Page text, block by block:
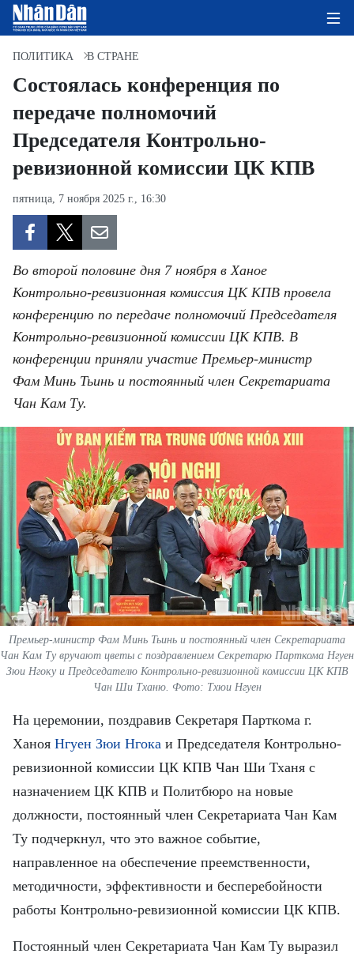
ГЛАВНАЯ СТРАНИЦА
ПОЛИТИКА
КУЛЬТУРА
ДОБРО ПОЖАЛОВАТЬ ВО
ВЬЕТНАМ
В МИРЕ
ВСТРЕЧИ - ДИАЛОГИ
ДОСЬЕ И МАТЕРИАЛЫ
О ГАЗЕТЕ «НЯНЗАН»
TIẾNG VIỆT
ENGLISH
中文
ESPAÑOL
ПОЛИТИКА В СТРАНЕ
Состоялась конференция по
передаче полномочий
Председателя Контрольно-
ревизионной комиссии ЦК КПВ
пятница, 7 ноября 2025 г., 16:30
Во второй половине дня 7 ноября в Ханое
Контрольно-ревизионная комиссия ЦК КПВ провела
конференцию по передаче полномочий Председателя
Контрольно-ревизионной комиссии ЦК КПВ. В
конференции приняли участие Премьер-министр
Фам Минь Тьинь и постоянный член Секретариата
Чан Кам Ту.
Премьер-министр Фам Минь Тьинь и постоянный член Секретариата
Чан Кам Ту вручают цветы с поздравлением Секретарю Парткома Нгуен
Зюи Нгоку и Председателю Контрольно-ревизионной комиссии ЦК КПВ
Чан Ши Тханю. Фото: Тхюи Нгуен
На церемонии, поздравив Секретаря Парткома г.
Ханоя Нгуен Зюи Нгока и Председателя Контрольно-
ревизионной комиссии ЦК КПВ Чан Ши Тханя с
назначением ЦК КПВ и Политбюро на новые
должности, постоянный член Секретариата Чан Кам
Ту подчеркнул, что это важное событие,
направленное на обеспечение преемственности,
методичности, эффективности и бесперебойности
работы Контрольно-ревизионной комиссии ЦК КПВ.
Постоянный член Секретариата Чан Кам Ту выразил